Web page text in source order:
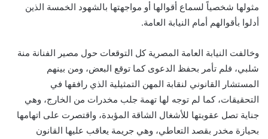
مثولها شخصياً لسماع أقوالها أو مواجهتها بالشهود الخمسة الذين
أدلوا بأقوالهم أمام النيابة العامة.
وخالفت النيابة العامة المصرية كل التوقعات حول مصير الفنانة منة
شلبي، فلم تأمر بحفظ الدعوى كما توقع البعض، ومن بينهم
المستشار القانوني لنقابة المهن التمثيلية الذي رافقها في
التحقيقات، كما لم توجه لها تهمة جلب مخدرات من الخارج، وهي
جناية تصل عقوبتها للأشغال الشاقة المؤبدة، واقتصرت على اتهامها
بحيازة مخدر بقصد التعاطي، وهي جريمة يعاقب عليها القانون